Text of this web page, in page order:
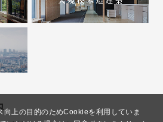
向上の目的のためCookieを利用していま